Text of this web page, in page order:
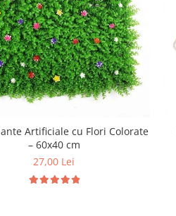
Artificiale cu Flori Colorate
– 60x40 cm
27,00 Lei